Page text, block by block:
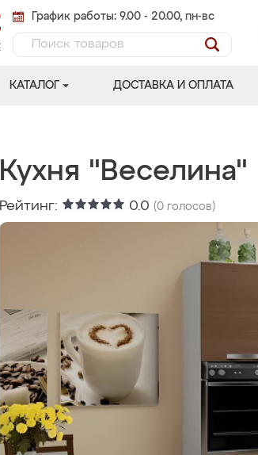
График работы: 9.00 - 20.00, пн-вс
КАТАЛОГ ДОСТАВКА И ОПЛАТА
Кухня "Веселина"
Рейтинг: 0.0 (0 голосов)